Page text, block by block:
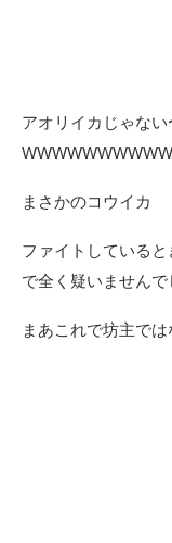
アオリイカじゃな
WWWWWWWWWW
まさかのコウイカ
ファイトしている
で全く疑いませんで
まあこれで坊主で